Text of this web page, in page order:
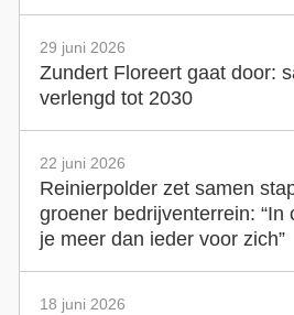
29 juni 2026
Zundert Floreert gaat door:
verlengd tot 2030
22 juni 2026
Reinierpolder zet samen
groener bedrijventerrein: “In
je meer dan ieder voor zich”
18 juni 2026